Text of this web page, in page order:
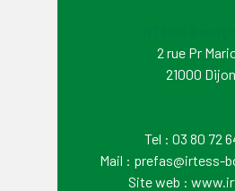
2 rue Pr
21000 Dijon
Tel : 03 80 72
Mail : prefas@irtess-
Site web :